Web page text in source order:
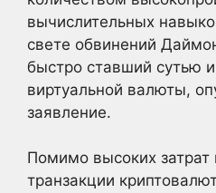
вычислительных
свете обвинений
быстро ставший сутью
виртуальной валюты,
заявление.
Помимо высоких
транзакции